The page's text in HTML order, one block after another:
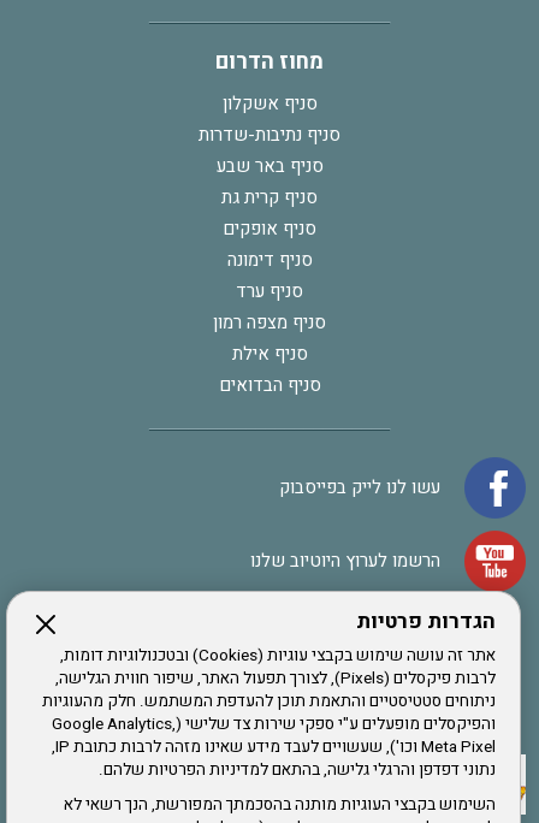
הגדרות פרטיות
אתר זה עושה שימוש בקבצי עוגיות (Cookies) ובטכנולוגיות דומות,
לרבות פיקסלים (Pixels), לצורך תפעול האתר, שיפור חווית הגלישה,
ניתוחים סטטיסטיים והתאמת תוכן להעדפת המשתמש. חלק מהעוגיות
והפיקסלים מופעלים ע"י ספקי שירות צד שלישי (Google Analytics,
Meta Pixel וכו'), שעשויים לעבד מידע שאינו מזהה לרבות כתובת IP,
נתוני דפדפן והרגלי גלישה, בהתאם למדיניות הפרטיות שלהם.
השימוש בקבצי העוגיות מותנה בהסכמתך המפורשת, הנך רשאי לא
מחוז הדרום
סניף אשקלון
סניף נתיבות-שדרות
סניף באר שבע
סניף קרית גת
סניף אופקים
סניף דימונה
סניף ערד
סניף מצפה רמון
סניף אילת
סניף הבדואים
עשו לנו לייק בפייסבוק
הרשמו לערוץ היוטיוב שלנו
אתר צה"ל
תקנון האתר